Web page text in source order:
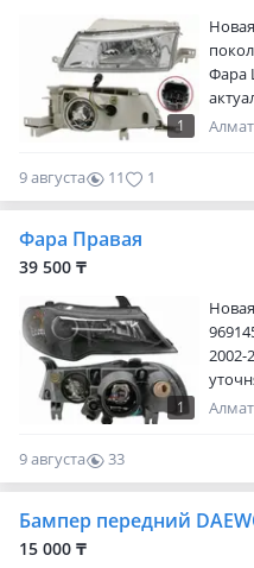
1
Новая
Фара
9 августа 11 1
Фара Правая
39 500 ₸
1
Новая
2002-
9 августа
33
0
Бампер передний
15 000 ₸